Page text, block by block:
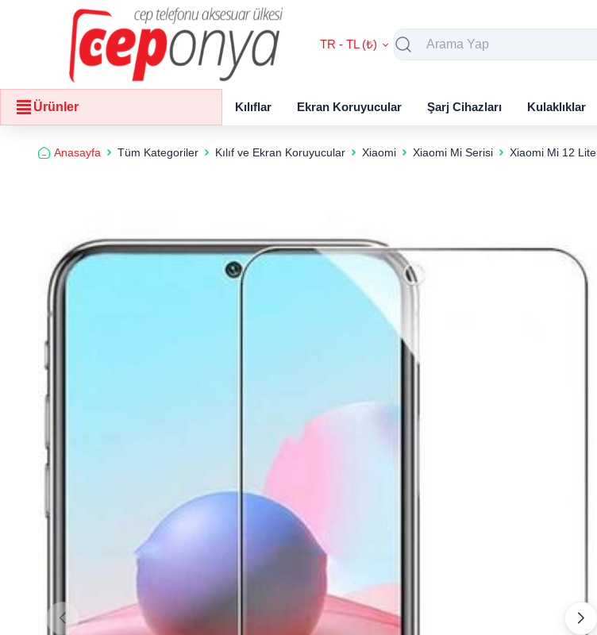
TR - TL (₺)
Ürünler Kılıflar Ekran Koruyucular Şarj Cihazları Kulaklıklar
Anasayfa Tüm Kategoriler Kılıf ve Ekran Koruyucular Xiaomi Xiaomi Mi Serisi Xiaomi Mi 12 Lite